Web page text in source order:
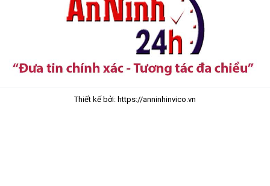
Thiết kế bởi: https://anninhinvico.vn